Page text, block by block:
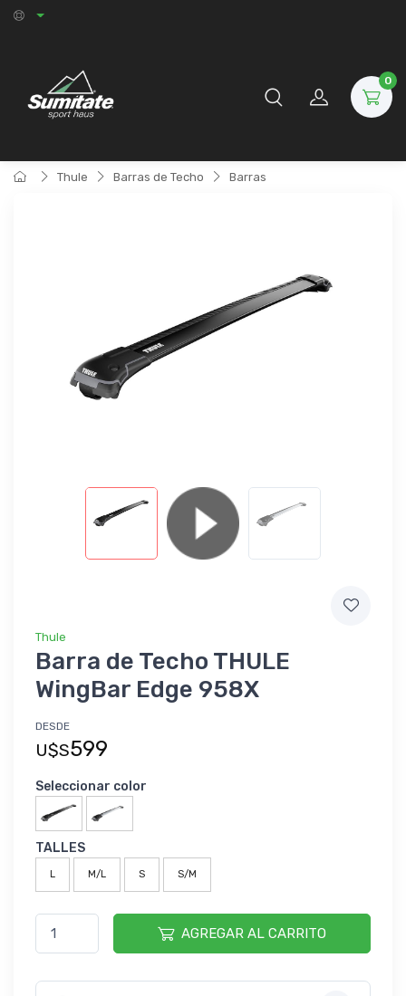
0
Thule Barras de Techo Barras
Thule
Barra de Techo THULE
WingBar Edge 958X
DESDE
U$S599
Seleccionar color
TALLES
L M/L S S/M
AGREGAR AL CARRITO